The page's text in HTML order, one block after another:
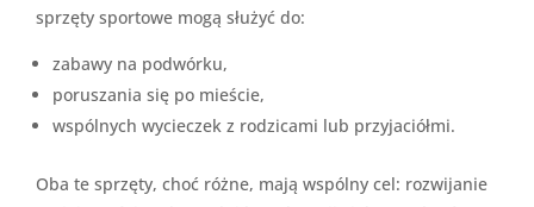
sprzęty sportowe mogą służyć do:
zabawy na podwórku,
poruszania się po mieście,
wspólnych wycieczek z rodzicami lub przyjaciółmi.
Oba te sprzęty, choć różne, mają wspólny cel: rozwijanie